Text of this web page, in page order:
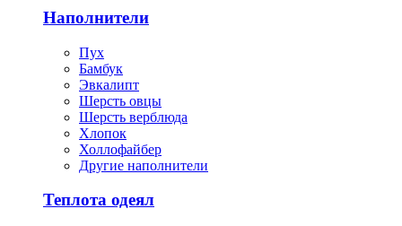
Наполнители
Пух
Бамбук
Эвкалипт
Шерсть овцы
Шерсть верблюда
Хлопок
Холлофайбер
Другие наполнители
Теплота одеял